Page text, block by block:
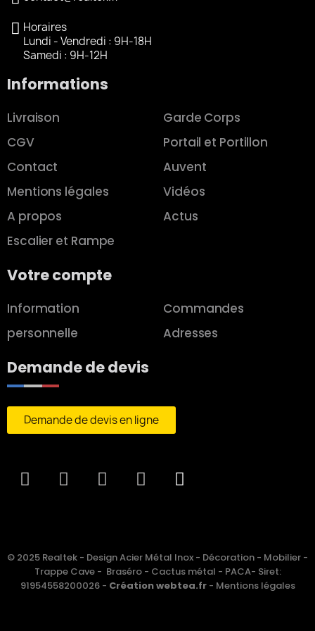
Horaires
Lundi - Vendredi : 9H-18H
Samedi : 9H-12H
Informations
Livraison
CGV
Contact
Mentions légales
A propos
Escalier et Rampe
Garde Corps
Portail et Portillon
Auvent
Vidéos
Actus
Votre compte
Information
personnelle
Commandes
Adresses
Demande de devis
Demande de devis en ligne
© 2025 Realtek - Design Acier Métal Inox - Décoration - Mobilier -
Trappe Cave - Braséro - Cactus métal - PACA- Siret:
91954558200026 - Création webtea.fr- Mentions légales